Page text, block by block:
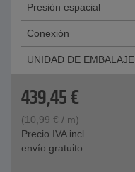
Presión espacial
Conexión
UNIDAD DE EMBALAJE
439,45€
(10,99 € / m)
Precio IVA incl.
envío gratuito